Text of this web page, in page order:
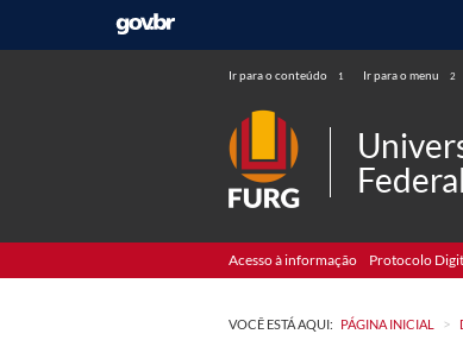
Ir para o conteúdo 1 Ir para o menu 2
Acesso à informação Protocolo
VOCÊ ESTÁ AQUI: PÁGINA INICIAL >